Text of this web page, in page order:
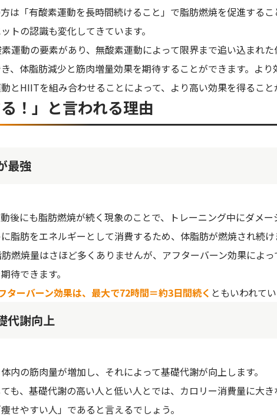
は「有酸素運動を長時間続けること」で脂肪燃焼を促進する
トの認識も変化してきています。
運動の要素があり、無酸素運動によって限界まで追い込まれ
、体脂肪減少と筋肉増量効果を期待することができます。より
とHIITを組み合わせることによって、より高い効果を得ること
！」と言われる理由
最強
後にも脂肪燃焼が続く現象のことで、トレーニング中にダメ
脂肪をエネルギーとして消費するため、体脂肪が燃焼され続け
燃焼量はさほど多くありませんが、アフターバーン効果によ
待できます。
ターバーン効果は、最大で72時間＝約3日間続く ともいわれてい
代謝向上
内の筋肉量が増加し、それによって基礎代謝が向上します。
も、基礎代謝の高い人と低い人とでは、カロリー消費量に大
せやすい人」であると言えるでしょう。